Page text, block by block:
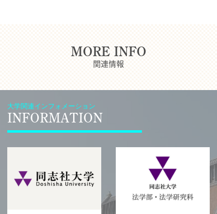
MORE INFO
関連情報
大学関連インフォメーション
INFORMATION